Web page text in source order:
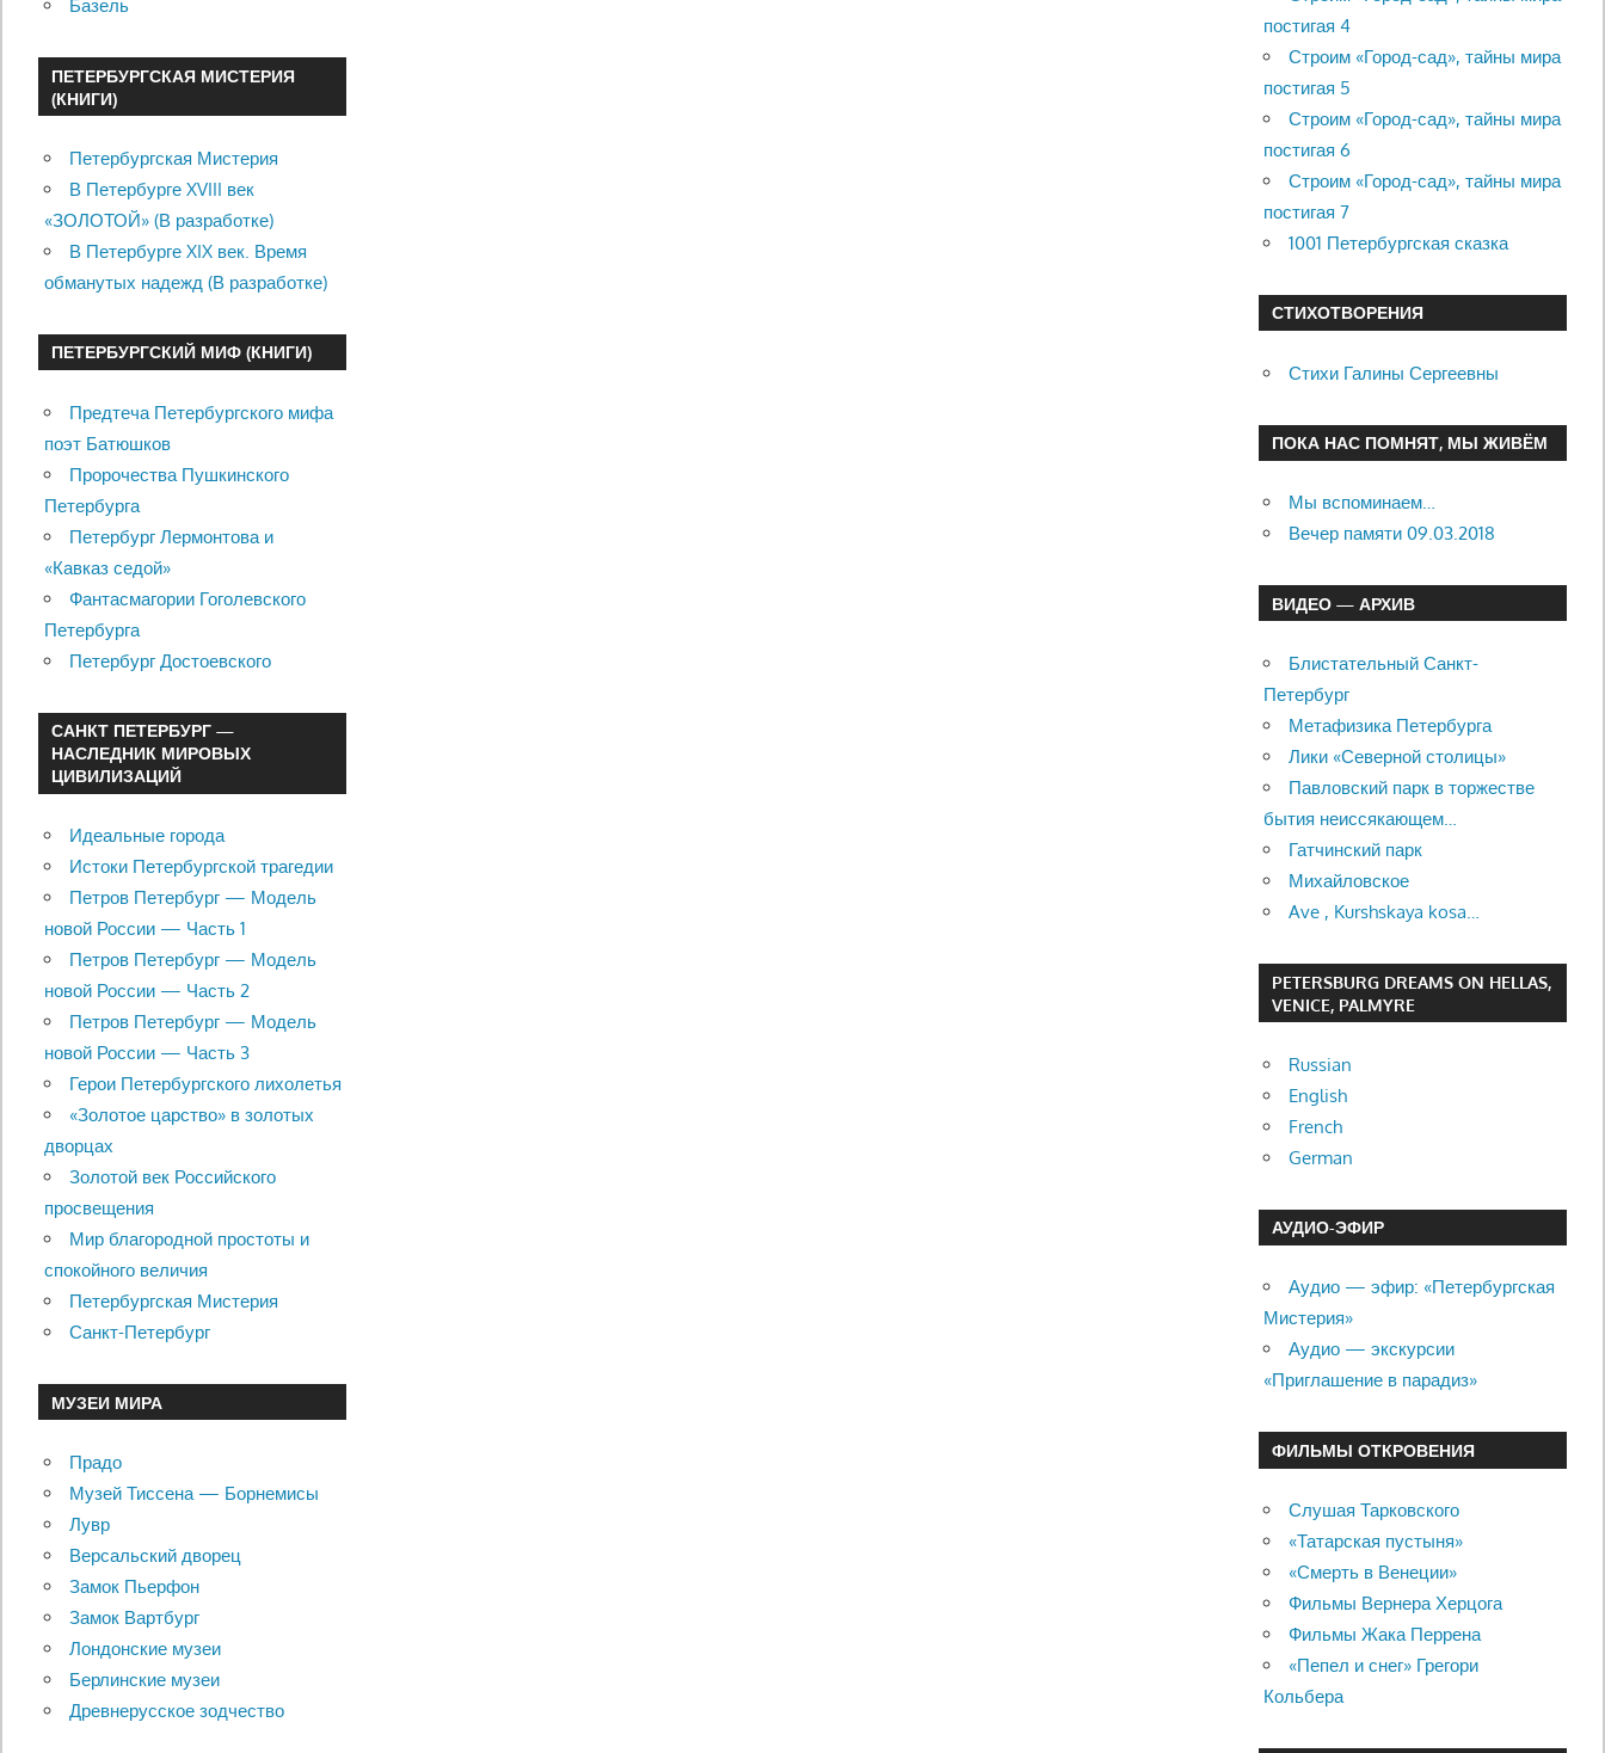
Базель
ПЕТЕРБУРГСКАЯ МИСТЕРИЯ
(КНИГИ)
Петербургская Мистерия
В Петербурге XVIII век
«ЗОЛОТОЙ» (В разработке)
В Петербурге XIX век. Время
обманутых надежд (В разработке)
ПЕТЕРБУРГСКИЙ МИФ (КНИГИ)
Предтеча Петербургского мифа
поэт Батюшков
Пророчества Пушкинского
Петербурга
Петербург Лермонтова и
«Кавказ седой»
Фантасмагории Гоголевского
Петербурга
Петербург Достоевского
САНКТ ПЕТЕРБУРГ —
НАСЛЕДНИК МИРОВЫХ
ЦИВИЛИЗАЦИЙ
Идеальные города
Истоки Петербургской трагедии
Петров Петербург — Модель
новой России — Часть 1
Петров Петербург — Модель
новой России — Часть 2
Петров Петербург — Модель
новой России — Часть 3
Герои Петербургского лихолетья
«Золотое царство» в золотых
дворцах
Золотой век Российского
просвещения
Мир благородной простоты и
спокойного величия
Петербургская Мистерия
Санкт-Петербург
МУЗЕИ МИРА
Прадо
Музей Тиссена — Борнемисы
Лувр
Версальский дворец
Замок Пьерфон
Замок Вартбург
Лондонские музеи
Берлинские музеи
Древнерусское зодчество
постигая 4
Строим «Город-сад», тайны мира
постигая 5
Строим «Город-сад», тайны мира
постигая 6
Строим «Город-сад», тайны мира
постигая 7
1001 Петербургская сказка
СТИХОТВОРЕНИЯ
Стихи Галины Сергеевны
ПОКА НАС ПОМНЯТ, МЫ ЖИВЁМ
Мы вспоминаем…
Вечер памяти 09.03.2018
ВИДЕО — АРХИВ
Блистательный Санкт-
Петербург
Метафизика Петербурга
Лики «Северной столицы»
Павловский парк в торжестве
бытия неиссякающем…
Гатчинский парк
Михайловское
Ave , Kurshskaya kosa…
PETERSBURG DREAMS ON HELLAS,
VENICE, PALMYRE
Russian
English
French
German
АУДИО-ЭФИР
Аудио — эфир: «Петербургская
Мистерия»
Аудио — экскурсии
«Приглашение в парадиз»
ФИЛЬМЫ ОТКРОВЕНИЯ
Слушая Тарковского
«Татарская пустыня»
«Смерть в Венеции»
Фильмы Вернера Херцога
Фильмы Жака Перрена
«Пепел и снег» Грегори
Кольбера